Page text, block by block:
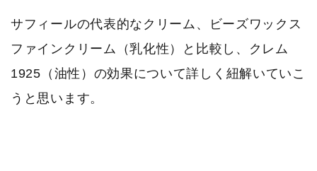
サフィールの代表的なクリーム、ビーズワックス
ファインクリーム（乳化性）と比較し、クレム
1925（油性）の効果について詳しく紐解いていこ
うと思います。